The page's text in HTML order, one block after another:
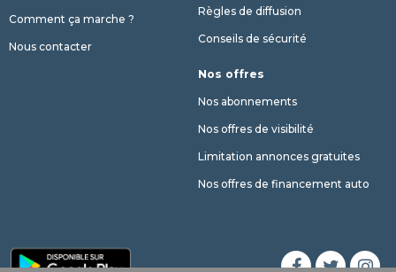
Comment ça marche ?
Nous contacter
Règles de diffusion
Conseils de sécurité
Nos offres
Nos abonnements
Nos offres de visibilité
Limitation annonces gratuites
Nos offres de financement auto